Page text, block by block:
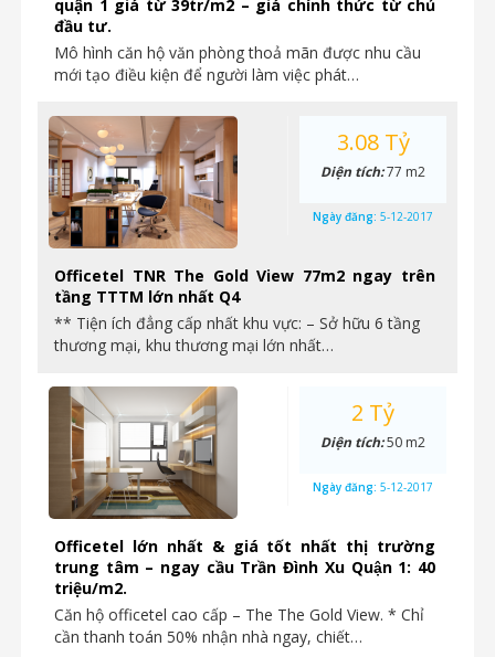
quận 1 giá từ 39tr/m2 – giá chính thức từ chủ
đầu tư.
Mô hình căn hộ văn phòng thoả mãn được nhu cầu
mới tạo điều kiện để người làm việc phát…
Officetel TNR The Gold View 77m2 ngay trên
tầng TTTM lớn nhất Q4
** Tiện ích đẳng cấp nhất khu vực: – Sở hữu 6 tầng
thương mại, khu thương mại lớn nhất…
3.08 Tỷ
Diện tích:77 m2
Ngày đăng: 5-12-2017
Officetel lớn nhất & giá tốt nhất thị trường
trung tâm – ngay cầu Trần Đình Xu Quận 1: 40
triệu/m2.
Căn hộ officetel cao cấp – The The Gold View. * Chỉ
cần thanh toán 50% nhận nhà ngay, chiết…
2 Tỷ
Diện tích:50 m2
Ngày đăng: 5-12-2017